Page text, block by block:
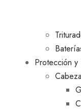
Protección y
Cabeza